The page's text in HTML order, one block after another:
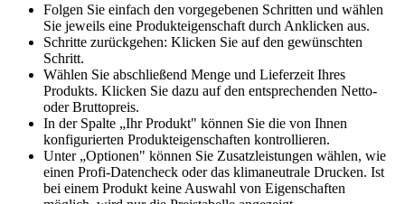
Folgen Sie einfach den vorgegebenen Schritten und wählen
Sie jeweils eine Produkteigenschaft durch Anklicken aus.
Schritte zurückgehen: Klicken Sie auf den gewünschten
Schritt.
Wählen Sie abschließend Menge und Lieferzeit Ihres
Produkts. Klicken Sie dazu auf den entsprechenden Netto-
oder Bruttopreis.
In der Spalte „Ihr Produkt" können Sie die von Ihnen
konfigurierten Produkteigenschaften kontrollieren.
Unter „Optionen" können Sie Zusatzleistungen wählen, wie
einen Profi-Datencheck oder das klimaneutrale Drucken. Ist
bei einem Produkt keine Auswahl von Eigenschaften